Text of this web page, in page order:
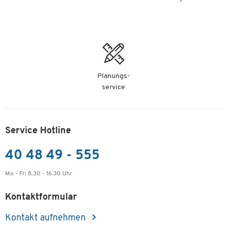
Planungs-
service
Service Hotline
40 48 49 - 555
Mo - Fr: 8.30 - 16.30 Uhr
Kontaktformular
Kontakt aufnehmen